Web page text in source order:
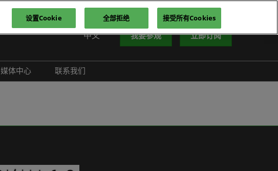
中文
English
Tiếng Việt
我要参观 立即订阅
媒体中心
行业新闻
联系我们
设置Cookie 全部拒绝 接受所有Cookies